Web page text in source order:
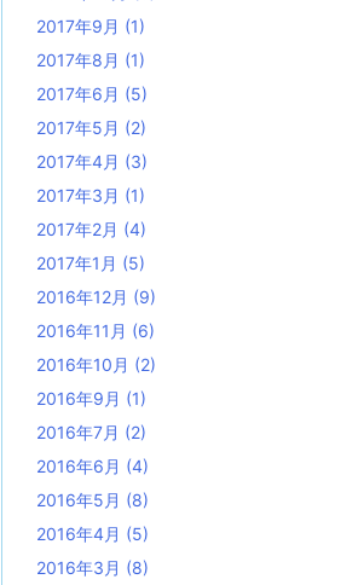
2017年9月 (1)
2017年8月 (1)
2017年6月 (5)
2017年5月 (2)
2017年4月 (3)
2017年3月 (1)
2017年2月 (4)
2017年1月 (5)
2016年12月 (9)
2016年11月 (6)
2016年10月 (2)
2016年9月 (1)
2016年7月 (2)
2016年6月 (4)
2016年5月 (8)
2016年4月 (5)
2016年3月 (8)